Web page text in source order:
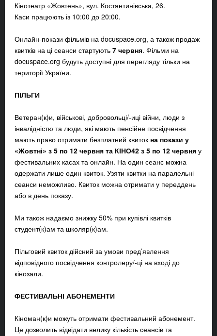
Кінотеатр «Жовтень», вул. Костянтинівська, 26.
Каси працюють із 10:00 до 20:00.
Онлайн-покази фільмів на docuspace.org, а також продаж
квитків на ці сеанси стартують 7 червня. Фільми на
docuspace.org будуть доступні для перегляду тільки на
території України.
ПІЛЬГИ
Ветеран(к)и, військові, добровольці/-иці війни, люди з
інвалідністю та люди, які мають пенсійне посвідчення
мають право отримати безплатний квиток на покази у
«Жовтні» з 5 по 12 червня та КІНО42 з 5 по 12 червня у
фестивальних касах та онлайн. На один сеанс можна
одержати лише один квиток. Узяти квитки на паралельні
сеанси неможливо. Квиток можна отримати у переддень
або в день показу.
Ми також надаємо знижку 50% при купівлі квитків
студент(к)ам та школяр(к)ам.
Пільговий квиток дійсний за умови пред’явлення
відповідного посвідчення контролеру/-ці на вході до
кінозали.
ФЕСТИВАЛЬНІ АБОНЕМЕНТИ
Кіноман(к)и можуть отримати фестивальний абонемент.
Це дозволить відвідати велику кількість сеансів та